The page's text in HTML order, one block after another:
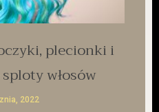
plecionki i
włosów
2022